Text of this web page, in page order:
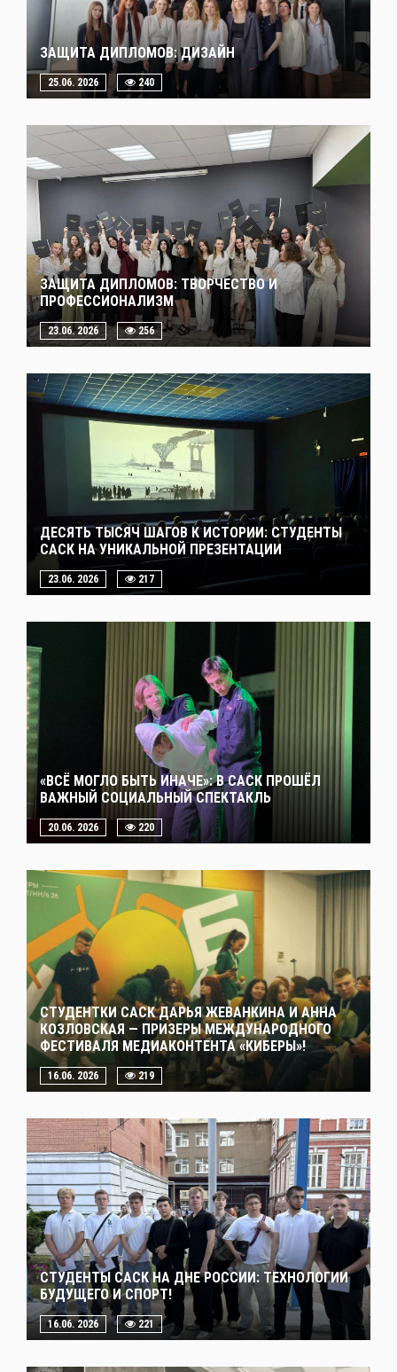
ЗАЩИТА ДИПЛОМОВ: ДИЗАЙН
25.06. 2026 240
ЗАЩИТА ДИПЛОМОВ: ТВОРЧЕСТВО И
ПРОФЕССИОНАЛИЗМ
23.06. 2026 256
ДЕСЯТЬ ТЫСЯЧ ШАГОВ К ИСТОРИИ: СТУДЕНТЫ
САСК НА УНИКАЛЬНОЙ ПРЕЗЕНТАЦИИ
23.06. 2026 217
«ВСЁ МОГЛО БЫТЬ ИНАЧЕ»: В САСК ПРОШЁЛ
ВАЖНЫЙ СОЦИАЛЬНЫЙ СПЕКТАКЛЬ
20.06. 2026 220
СТУДЕНТКИ САСК ДАРЬЯ ЖЕВАНКИНА И АННА
КОЗЛОВСКАЯ — ПРИЗЕРЫ МЕЖДУНАРОДНОГО
ФЕСТИВАЛЯ МЕДИАКОНТЕНТА «КИБЕРЫ»!
16.06. 2026 219
СТУДЕНТЫ САСК НА ДНЕ РОССИИ: ТЕХНОЛОГИИ
БУДУЩЕГО И СПОРТ!
16.06. 2026 221